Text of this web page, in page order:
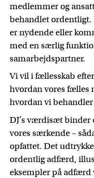
medlemmer og
behandlet ordentligt.
er nydende eller
med en særlig
samarbejdspartner.
Vi vil i fællesskab
hvordan vores fælles
hvordan vi
DJ’s værdisæt binder
vores særkende –
opfattet. Det
ordentlig adfærd,
eksempler på adfærd